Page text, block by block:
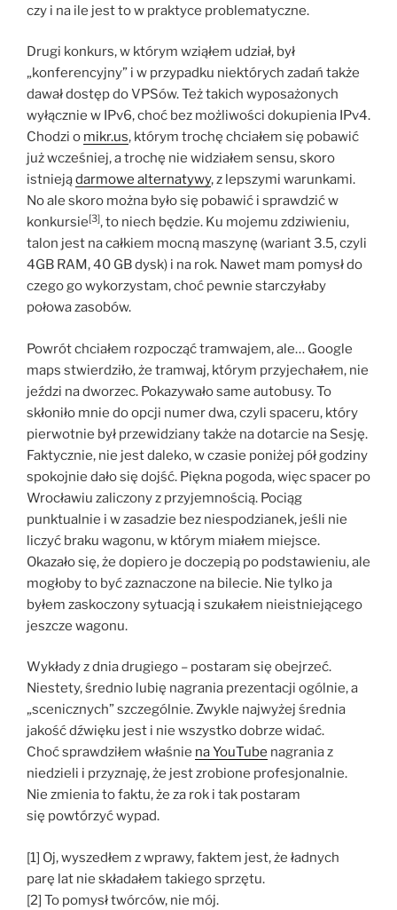
czy i na ile jest to w praktyce problematyczne.
Drugi konkurs, w którym wziąłem udział, był
„konferencyjny” i w przypadku niektórych zadań także
dawał dostęp do VPSów. Też takich wyposażonych
wyłącznie w IPv6, choć bez możliwości dokupienia IPv4.
Chodzi o mikr.us, którym trochę chciałem się pobawić
już wcześniej, a trochę nie widziałem sensu, skoro
istniejądarmowe alternatywy, z lepszymi warunkami.
No ale skoro można było się pobawić i sprawdzić w
konkursie[3], to niech będzie. Ku mojemu zdziwieniu,
talon jest na całkiem mocną maszynę (wariant 3.5, czyli
4GB RAM, 40 GB dysk) i na rok. Nawet mam pomysł do
czego go wykorzystam, choć pewnie starczyłaby
połowa zasobów.
Powrót chciałem rozpocząć tramwajem, ale… Google
maps stwierdziło, że tramwaj, którym przyjechałem, nie
jeździ na dworzec. Pokazywało same autobusy. To
skłoniło mnie do opcji numer dwa, czyli spaceru, który
pierwotnie był przewidziany także na dotarcie na Sesję.
Faktycznie, nie jest daleko, w czasie poniżej pół godziny
spokojnie dało się dojść. Piękna pogoda, więc spacer po
Wrocławiu zaliczony z przyjemnością. Pociąg
punktualnie i w zasadzie bez niespodzianek, jeśli nie
liczyć braku wagonu, w którym miałem miejsce.
Okazało się, że dopiero je doczepią po podstawieniu, ale
mogłoby to być zaznaczone na bilecie. Nie tylko ja
byłem zaskoczony sytuacją i szukałem nieistniejącego
jeszcze wagonu.
Wykłady z dnia drugiego – postaram się obejrzeć.
Niestety, średnio lubię nagrania prezentacji ogólnie, a
„scenicznych” szczególnie. Zwykle najwyżej średnia
jakość dźwięku jest i nie wszystko dobrze widać.
Choć sprawdziłem właśnie na YouTube nagrania z
niedzieli i przyznaję, że jest zrobione profesjonalnie.
Nie zmienia to faktu, że za rok i tak postaram
się powtórzyć wypad.
[1] Oj, wyszedłem z wprawy, faktem jest, że ładnych
parę lat nie składałem takiego sprzętu.
[2] To pomysł twórców, nie mój.